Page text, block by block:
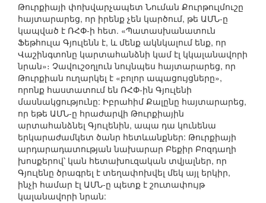
Թուրքիայի փոխվարչապետ Նուման Քուրթուլմուշը
հայտարարեց, որ իրենք չեն կարծում, թե ԱՄՆ-ը
կապված է ՌՀՓ-ի հետ. «Պատասխանատուն
Ֆեթհուլա Գյուլենն է, և մենք ակնկալում ենք, որ
Վաշինգտոնը կարտահանձնի կամ էլ կկալանավորի
նրան»։ Չավուշօղլուն նույնպես հայտարարեց, որ
Թուրքիան ուղարկել է «բոլոր ապացույցները»,
որոնք հաստատում են ՌՀՓ-ին Գյուլենի
մասնակցությունը: Իբրահիմ Քալընը հայտարարեց,
որ եթե ԱՄՆ-ը հրաժարվի Թուրքիային
արտահանձնել Գյուլենին, ապա դա կունենա
երկարաժամկետ ծանր հետևանքներ: Թուրքիայի
արդարադատության նախարար Բեքիր Բոզդաղի
խոսքերով՝ կան հետախուզական տվյալներ, որ
Գյուլենը ծրագրել է տեղափոխվել մեկ այլ երկիր,
ինչի համար էլ ԱՄՆ-ը պետք է շուտափույթ
կալանավորի նրան: